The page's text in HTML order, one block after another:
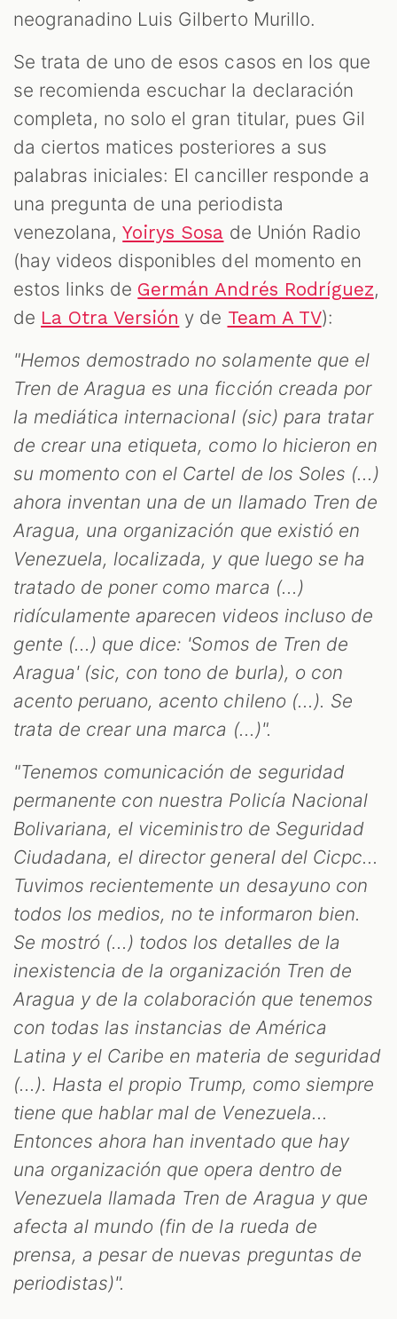
neogranadino Luis Gilberto Murillo.
Se trata de uno de esos casos en los que
se recomienda escuchar la declaración
completa, no solo el gran titular, pues Gil
da ciertos matices posteriores a sus
palabras iniciales: El canciller responde a
una pregunta de una periodista
venezolana,Yoirys Sosa de Unión Radio
(hay videos disponibles del momento en
estos links de Germán Andrés Rodríguez,
de La Otra Versión y de Team A TV):
"Hemos demostrado no solamente que el
Tren de Aragua es una ficción creada por
la mediática internacional (sic) para tratar
de crear una etiqueta, como lo hicieron en
su momento con el Cartel de los Soles (...)
ahora inventan una de un llamado Tren de
Aragua, una organización que existió en
Venezuela, localizada, y que luego se ha
tratado de poner como marca (...)
ridículamente aparecen videos incluso de
gente (...) que dice: 'Somos de Tren de
Aragua' (sic, con tono de burla), o con
acento peruano, acento chileno (...). Se
trata de crear una marca (...)".
"Tenemos comunicación de seguridad
permanente con nuestra Policía Nacional
Bolivariana, el viceministro de Seguridad
Ciudadana, el director general del Cicpc...
Tuvimos recientemente un desayuno con
todos los medios, no te informaron bien.
Se mostró (...) todos los detalles de la
inexistencia de la organización Tren de
Aragua y de la colaboración que tenemos
con todas las instancias de América
Latina y el Caribe en materia de seguridad
(...). Hasta el propio Trump, como siempre
tiene que hablar mal de Venezuela...
Entonces ahora han inventado que hay
una organización que opera dentro de
Venezuela llamada Tren de Aragua y que
afecta al mundo (fin de la rueda de
prensa, a pesar de nuevas preguntas de
periodistas)".